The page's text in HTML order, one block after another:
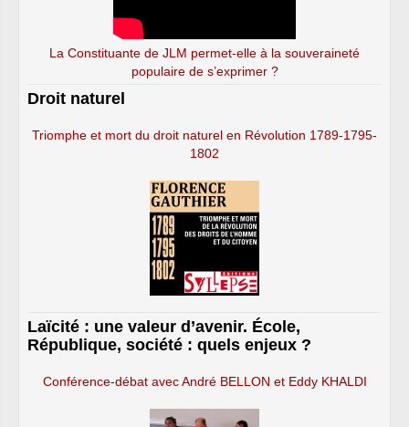
La Constituante de JLM permet-elle à la souveraineté
populaire de s’exprimer ?
Droit naturel
Triomphe et mort du droit naturel en Révolution 1789-1795-
1802
Laïcité : une valeur d’avenir. École,
République, société : quels enjeux ?
Conférence-débat avec André BELLON et Eddy KHALDI